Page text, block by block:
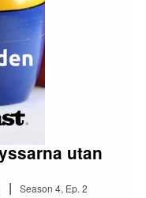
utan
| Season 4, Ep. 2